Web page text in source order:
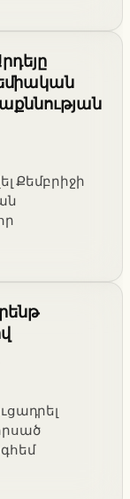
Քեմբրիջի